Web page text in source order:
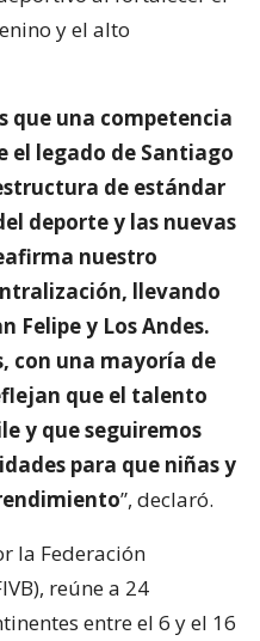
y el alto
que una competencia
el legado de Santiago
de estándar
deporte y las nuevas
nuestro
llevando
Felipe y Los Andes.
con una mayoría de
que el talento
y que seguiremos
para que niñas y
”, declaró.
la Federación
reúne a 24
entre el 6 y el 16